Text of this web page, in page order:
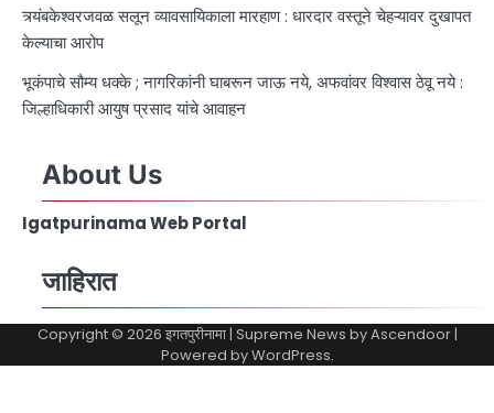
त्र्यंबकेश्वरजवळ सलून व्यावसायिकाला मारहाण : धारदार वस्तूने चेहऱ्यावर दुखापत
केल्याचा आरोप
भूकंपाचे सौम्य धक्के ; नागरिकांनी घाबरून जाऊ नये, अफवांवर विश्वास ठेवू नये :
जिल्हाधिकारी आयुष प्रसाद यांचे आवाहन
About Us
Igatpurinama Web Portal
जाहिरात
Copyright © 2026 इगतपुरीनामा| Supreme News byAscendoor|
Powered byWordPress.